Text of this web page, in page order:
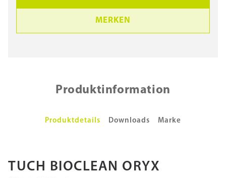
MERKEN
Produktinformation
Produktdetails Downloads Marke
TUCH BIOCLEAN ORYX